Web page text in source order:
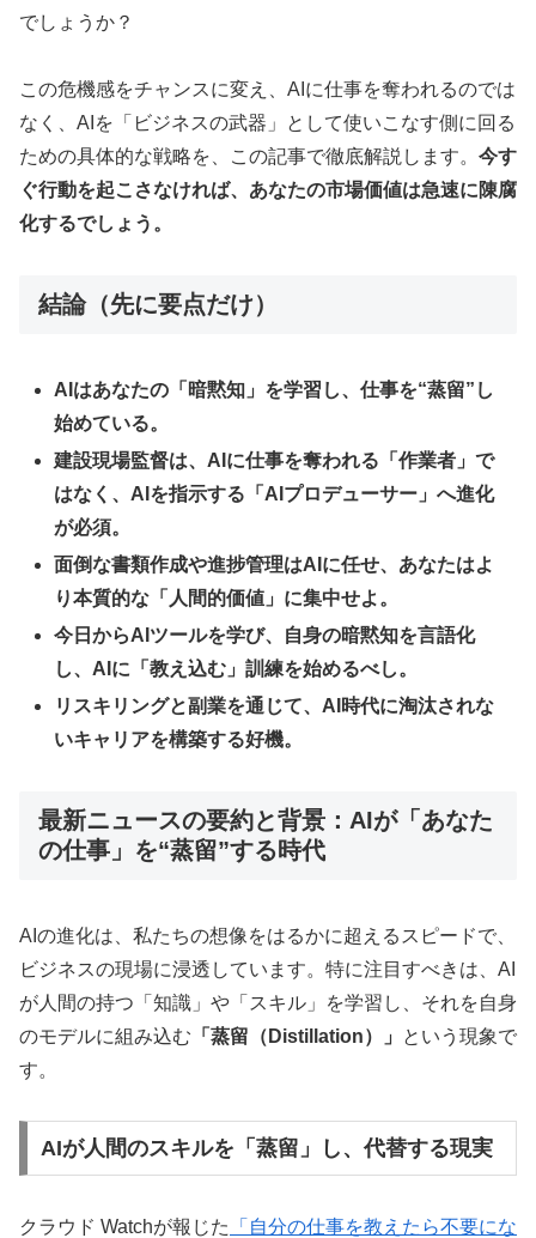
でしょうか？
この危機感をチャンスに変え、AIに仕事を奪われるのでは
なく、AIを「ビジネスの武器」として使いこなす側に回る
ための具体的な戦略を、この記事で徹底解説します。 今す
ぐ行動を起こさなければ、あなたの市場価値は急速に陳腐
化するでしょう。
結論（先に要点だけ）
AIはあなたの「暗黙知」を学習し、仕事を“蒸留”し
始めている。
建設現場監督は、AIに仕事を奪われる「作業者」で
はなく、AIを指示する「AIプロデューサー」へ進化
が必須。
面倒な書類作成や進捗管理はAIに任せ、あなたはよ
り本質的な「人間的価値」に集中せよ。
今日からAIツールを学び、自身の暗黙知を言語化
し、AIに「教え込む」訓練を始めるべし。
リスキリングと副業を通じて、AI時代に淘汰されな
いキャリアを構築する好機。
最新ニュースの要約と背景：AIが「あなた
の仕事」を“蒸留”する時代
AIの進化は、私たちの想像をはるかに超えるスピードで、
ビジネスの現場に浸透しています。特に注目すべきは、AI
が人間の持つ「知識」や「スキル」を学習し、それを自身
のモデルに組み込む 「蒸留（Distillation）」
という現象で
す。
AIが人間のスキルを「蒸留」し、代替する現実
クラウド Watchが報じた 「自分の仕事を教えたら不要にな